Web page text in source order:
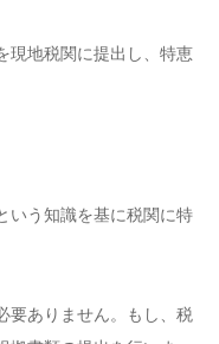
現地税関に提出し、特恵
いう知識を基に税関に特
要ありません。もし、税